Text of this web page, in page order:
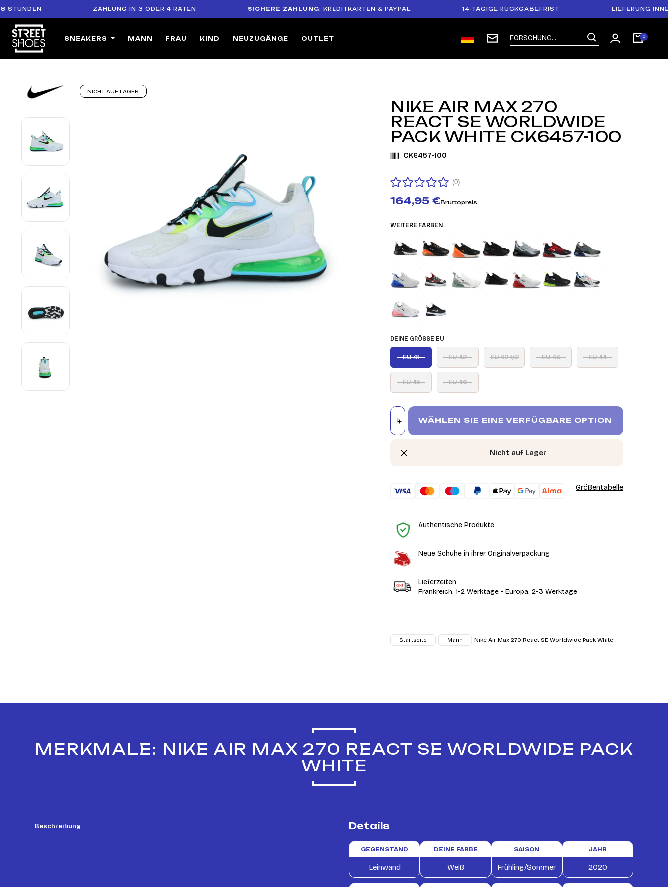
ZAHLUNG IN 3 ODER 4 RATEN SICHERE ZAHLUNG: KREDITKARTEN & PAYPAL 14-TÄGIGE RÜCKGABEFRIST LIEFERUNG
SNEAKERS MANN FRAU KIND NEUZUGÄNGE OUTLET
NICHT AUF LAGER
NIKE AIR MAX 270
REACT SE WORLDWIDE
PACK WHITE CK6457-100
CK6457-100
(0)
164,95 €Bruttopreis
WEITERE FARBEN
DEINE GRÖSSE EU
EU 41 EU 42 EU 42 1/2 EU 43 EU 44
EU 45 EU 46
WÄHLEN SIE EINE VERFÜGBARE OPTION
Nicht auf Lager
Größentabelle
Authentische Produkte
Neue Schuhe in ihrer Originalverpackung
Lieferzeiten
Frankreich: 1-2 Werktage - Europa: 2-3 Werktage
Startseite Mann Nike Air Max 270 React SE Worldwide Pack White
MERKMALE: NIKE AIR MAX 270 REACT SE WORLDWIDE PACK
WHITE
Beschreibung Details
GEGENSTAND
Leinwand
DEINE FARBE
Weiß
SAISON
Frühling/Sommer
JAHR
2020